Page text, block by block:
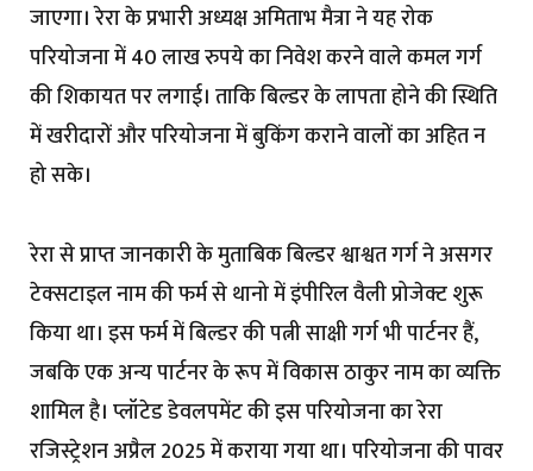
जाएगा। रेरा के प्रभारी अध्यक्ष अमिताभ मैत्रा ने यह रोक
परियोजना में 40 लाख रुपये का निवेश करने वाले कमल गर्ग
की शिकायत पर लगाई। ताकि बिल्डर के लापता होने की स्थिति
में खरीदारों और परियोजना में बुकिंग कराने वालों का अहित न
हो सके।
रेरा से प्राप्त जानकारी के मुताबिक बिल्डर श्वाश्वत गर्ग ने असगर
टेक्सटाइल नाम की फर्म से थानो में इंपीरिल वैली प्रोजेक्ट शुरू
किया था। इस फर्म में बिल्डर की पत्नी साक्षी गर्ग भी पार्टनर हैं,
जबकि एक अन्य पार्टनर के रूप में विकास ठाकुर नाम का व्यक्ति
शामिल है। प्लॉटेड डेवलपमेंट की इस परियोजना का रेरा
रजिस्ट्रेशन अप्रैल 2025 में कराया गया था। परियोजना की पावर